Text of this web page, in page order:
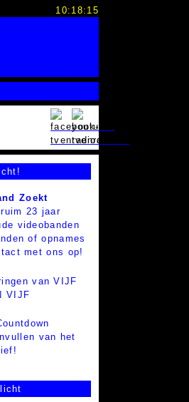
10:18:16
Zoekt
23 jaar
videobanden
of opnames
met ons op!
van VIJF
VIJF
van het